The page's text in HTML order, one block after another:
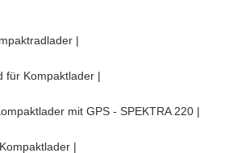
|
für Kompaktlader |
mit GPS - SPEKTRA 220 |
|